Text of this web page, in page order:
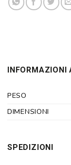
INFORMAZIONI
PESO
DIMENSIONI
SPEDIZIONI